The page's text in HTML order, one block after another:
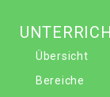
Übersicht
Bereiche